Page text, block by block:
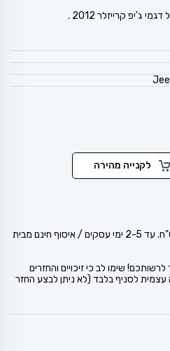
ג'יפ קרייזלר 2012 .
לקנייה מהירה
משלוח מהיר עד הדלת ב- 39 ש"ח. עד 2-5 ימי עסקים / איסוף חינם מבית
שימו לב כי זיכויים והחזרים
לסניף בלבד (לא ניתן לבצע החזר